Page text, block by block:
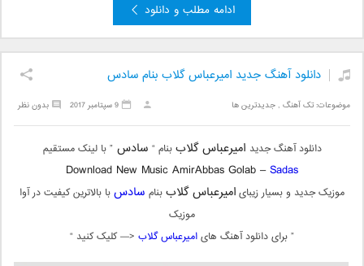
ادامه مطلب و دانلود
دانلود آهنگ جدید امیرعباس گلاب بنام سادس
موضوعات:تک آهنگ ,جدیدترین ها بدون نظر 9 سپتامبر 2017
دانلود آهنگ جدید امیرعباس گلاببنام “ سادس” با لینک مستقیم
Download New Music AmirAbbas Golab –Sadas
موزیک جدید و بسیار زیبایامیرعباس گلاببنام سادسبا بالاترین کیفیت در آوا
موزیک
” برای دانلود آهنگ هایامیرعباس گلاب <— کلیک کنید “